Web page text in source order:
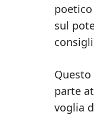
sul
parte
voglia